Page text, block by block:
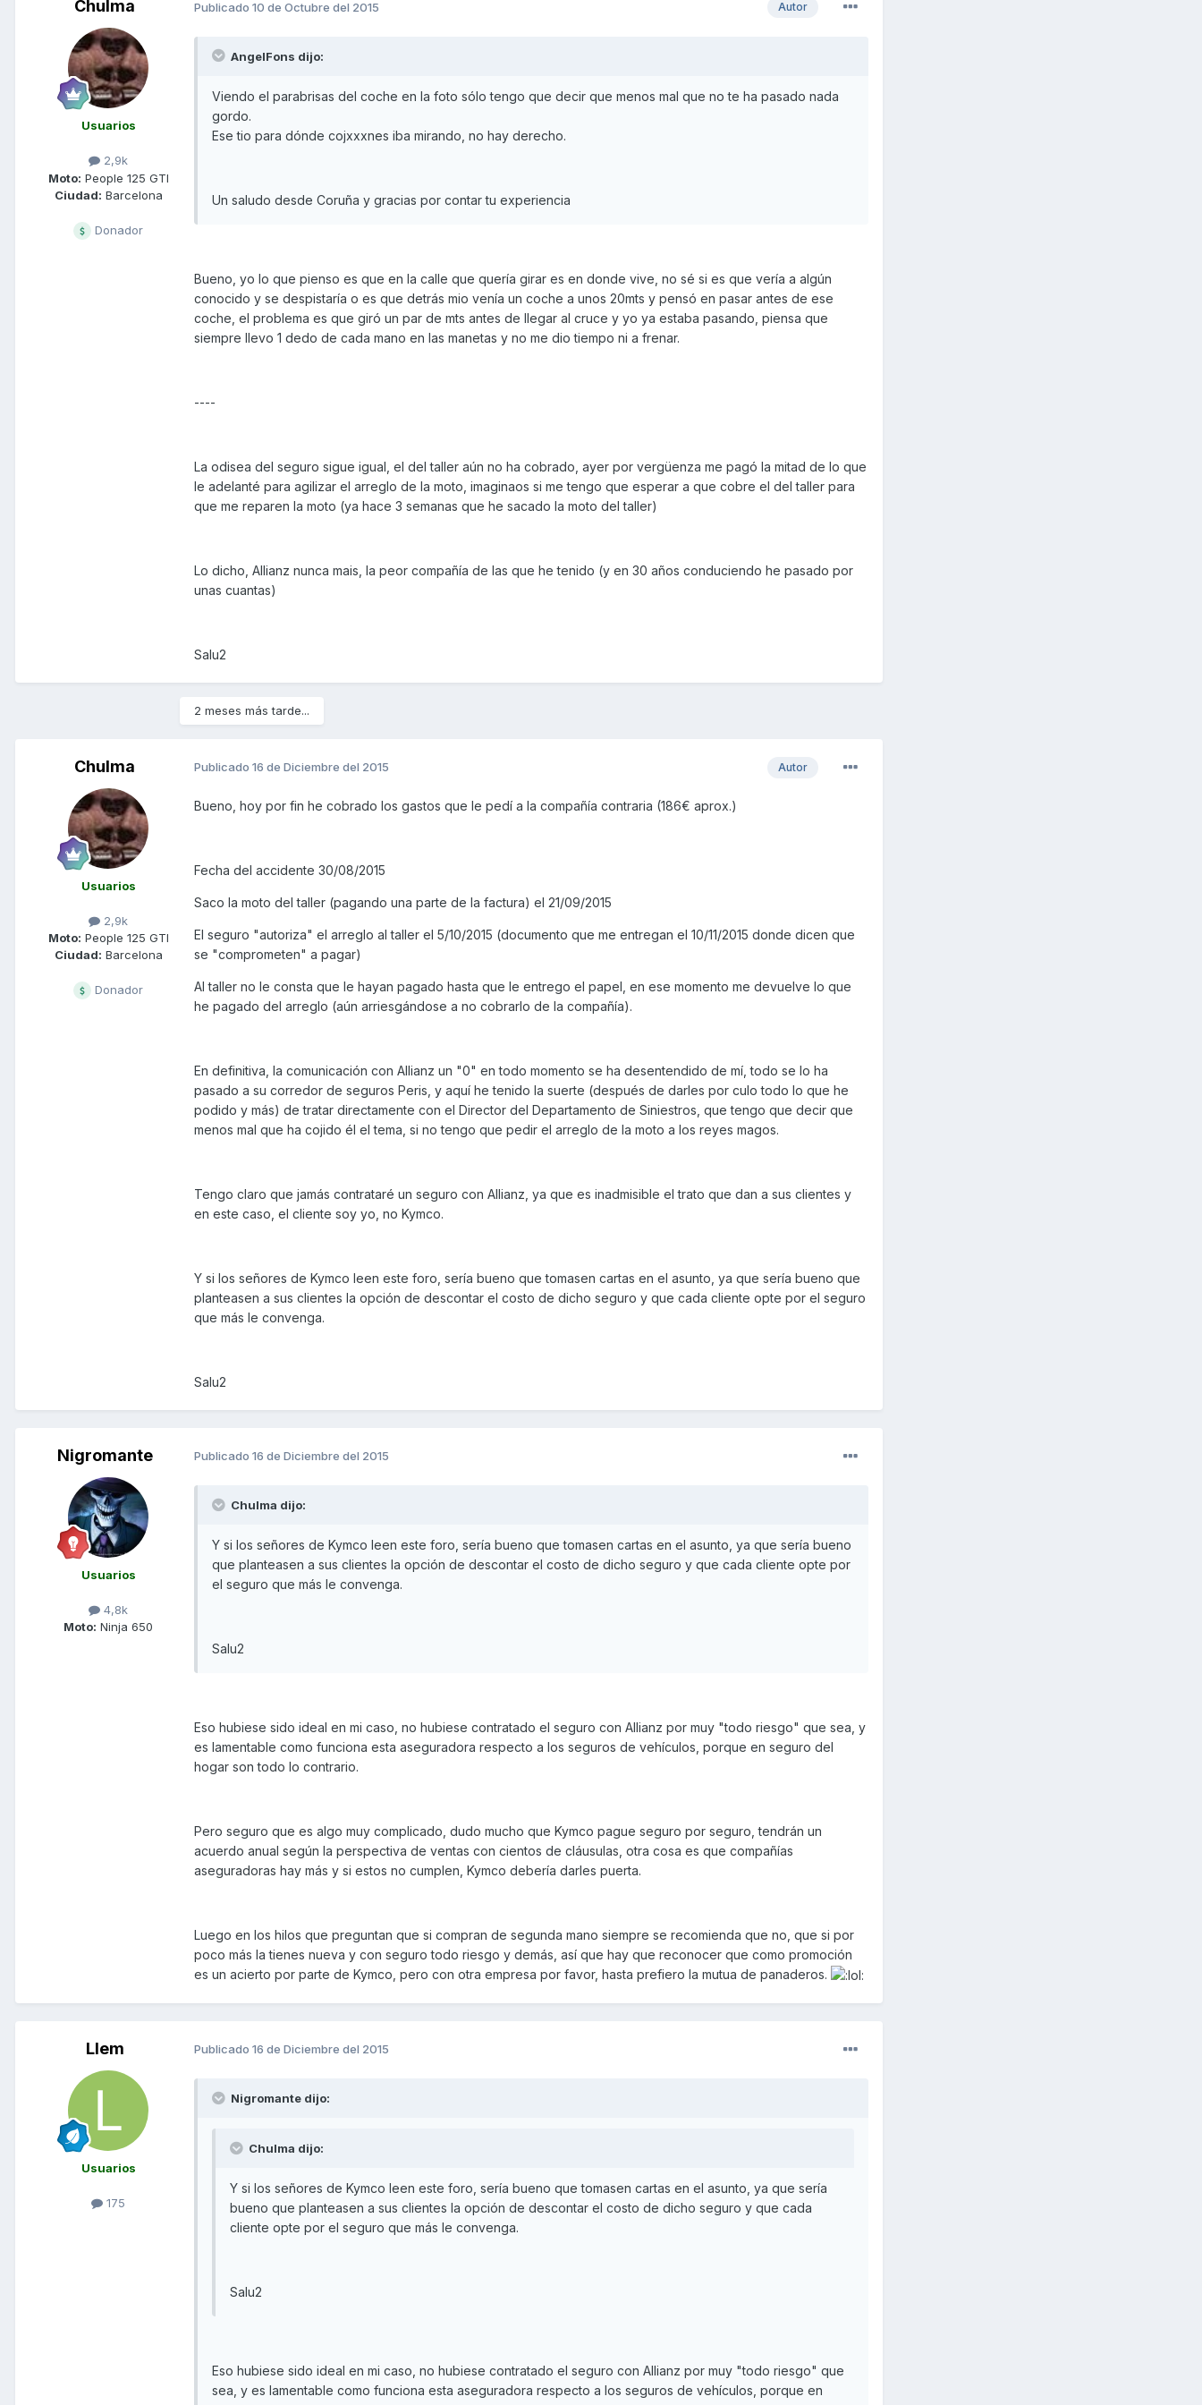
Chulma
Usuarios
2,9k
Moto: People 125 GTI
Ciudad: Barcelona
Donador
Autor
Publicado 10 de Octubre del 2015
AngelFons dijo:
Viendo el parabrisas del coche en la foto sólo tengo que decir que menos mal que no te ha pasado nada
gordo.
Ese tio para dónde cojxxxnes iba mirando, no hay derecho.
Un saludo desde Coruña y gracias por contar tu experiencia
Bueno, yo lo que pienso es que en la calle que quería girar es en donde vive, no sé si es que vería a algún
conocido y se despistaría o es que detrás mio venía un coche a unos 20mts y pensó en pasar antes de ese
coche, el problema es que giró un par de mts antes de llegar al cruce y yo ya estaba pasando, piensa que
siempre llevo 1 dedo de cada mano en las manetas y no me dio tiempo ni a frenar.
----
La odisea del seguro sigue igual, el del taller aún no ha cobrado, ayer por vergüenza me pagó la mitad de lo que
le adelanté para agilizar el arreglo de la moto, imaginaos si me tengo que esperar a que cobre el del taller para
que me reparen la moto (ya hace 3 semanas que he sacado la moto del taller)
Lo dicho, Allianz nunca mais, la peor compañía de las que he tenido (y en 30 años conduciendo he pasado por
unas cuantas)
Salu2
2 meses más tarde...
Chulma
Usuarios
2,9k
Moto: People 125 GTI
Ciudad: Barcelona
Donador
Autor
Publicado 16 de Diciembre del 2015
Bueno, hoy por fin he cobrado los gastos que le pedí a la compañía contraria (186€ aprox.)
Fecha del accidente 30/08/2015
Saco la moto del taller (pagando una parte de la factura) el 21/09/2015
El seguro "autoriza" el arreglo al taller el 5/10/2015 (documento que me entregan el 10/11/2015 donde dicen que
se "comprometen" a pagar)
Al taller no le consta que le hayan pagado hasta que le entrego el papel, en ese momento me devuelve lo que
he pagado del arreglo (aún arriesgándose a no cobrarlo de la compañía).
En definitiva, la comunicación con Allianz un "0" en todo momento se ha desentendido de mí, todo se lo ha
pasado a su corredor de seguros Peris, y aquí he tenido la suerte (después de darles por culo todo lo que he
podido y más) de tratar directamente con el Director del Departamento de Siniestros, que tengo que decir que
menos mal que ha cojido él el tema, si no tengo que pedir el arreglo de la moto a los reyes magos.
Tengo claro que jamás contrataré un seguro con Allianz, ya que es inadmisible el trato que dan a sus clientes y
en este caso, el cliente soy yo, no Kymco.
Y si los señores de Kymco leen este foro, sería bueno que tomasen cartas en el asunto, ya que sería bueno que
planteasen a sus clientes la opción de descontar el costo de dicho seguro y que cada cliente opte por el seguro
que más le convenga.
Salu2
Nigromante
Usuarios
4,8k
Moto: Ninja 650
Publicado 16 de Diciembre del 2015
Chulma dijo:
Y si los señores de Kymco leen este foro, sería bueno que tomasen cartas en el asunto, ya que sería bueno
que planteasen a sus clientes la opción de descontar el costo de dicho seguro y que cada cliente opte por
el seguro que más le convenga.
Salu2
Eso hubiese sido ideal en mi caso, no hubiese contratado el seguro con Allianz por muy "todo riesgo" que sea, y
es lamentable como funciona esta aseguradora respecto a los seguros de vehículos, porque en seguro del
hogar son todo lo contrario.
Pero seguro que es algo muy complicado, dudo mucho que Kymco pague seguro por seguro, tendrán un
acuerdo anual según la perspectiva de ventas con cientos de cláusulas, otra cosa es que compañías
aseguradoras hay más y si estos no cumplen, Kymco debería darles puerta.
Luego en los hilos que preguntan que si compran de segunda mano siempre se recomienda que no, que si por
poco más la tienes nueva y con seguro todo riesgo y demás, así que hay que reconocer que como promoción
es un acierto por parte de Kymco, pero con otra empresa por favor, hasta prefiero la mutua de panaderos.
Llem
Usuarios
175
Publicado 16 de Diciembre del 2015
Nigromante dijo:
Chulma dijo:
Y si los señores de Kymco leen este foro, sería bueno que tomasen cartas en el asunto, ya que sería
bueno que planteasen a sus clientes la opción de descontar el costo de dicho seguro y que cada
cliente opte por el seguro que más le convenga.
Salu2
Eso hubiese sido ideal en mi caso, no hubiese contratado el seguro con Allianz por muy "todo riesgo" que
sea, y es lamentable como funciona esta aseguradora respecto a los seguros de vehículos, porque en